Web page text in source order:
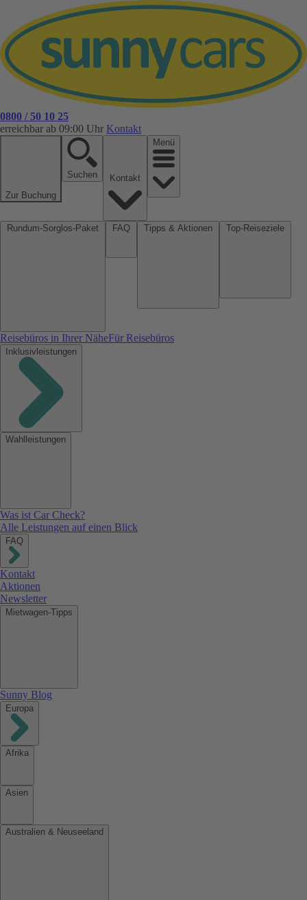
0800 / 50 10 25
erreichbar ab 09:00 Uhr Kontakt
Zur Buchung
Suchen
Menü
Reisebüros in Ihrer NäheFür Reisebüros
Inklusivleistungen
Wahlleistungen
Was ist Car Check?
Alle Leistungen auf einen Blick
FAQ
Kontakt
Aktionen
Newsletter
Mietwagen-Tipps
Sunny Blog
Europa
Afrika
Asien
Australien & Neuseeland